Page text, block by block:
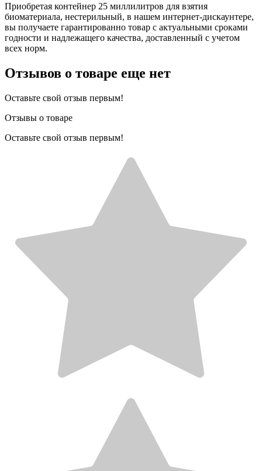
Приобретая контейнер 25 миллилитров для взятия
биоматериала, нестерильный, в нашем интернет-дискаунтере,
вы получаете гарантированно товар с актуальными сроками
годности и надлежащего качества, доставленный с учетом
всех норм.
Отзывов о товаре еще нет
Оставьте свой отзыв первым!
Отзывы о товаре
Оставьте свой отзыв первым!